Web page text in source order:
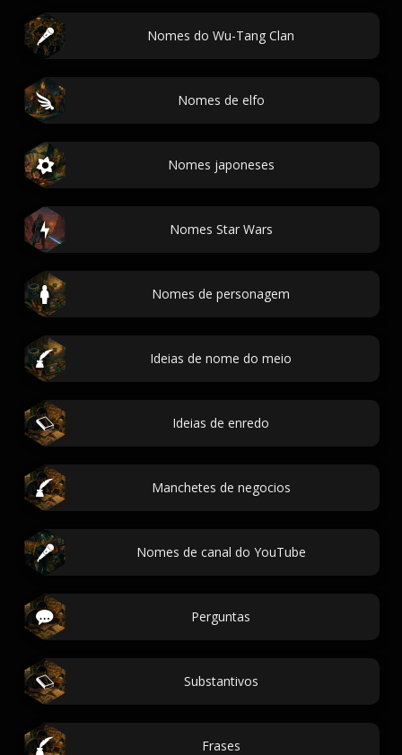
Nomes do Wu-Tang Clan
Nomes de elfo
Nomes japoneses
Nomes Star Wars
Nomes de personagem
Ideias de nome do meio
Ideias de enredo
Manchetes de negocios
Nomes de canal do YouTube
Perguntas
Substantivos
Frases